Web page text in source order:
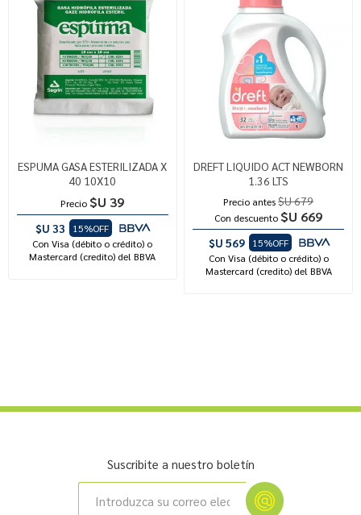
ESPUMA GASA ESTERILIZADA X
40 10X10
Precio $U 39
$U 33
15%OFF
Con Visa (débito o crédito) o
Mastercard (credito) del BBVA
DREFT LIQUIDO ACT NEWBORN
1.36 LTS
Precio antes$U 679
Con descuento $U 669
$U 569
15%OFF
Con Visa (débito o crédito) o
Mastercard (credito) del BBVA
Suscribite a nuestro boletín